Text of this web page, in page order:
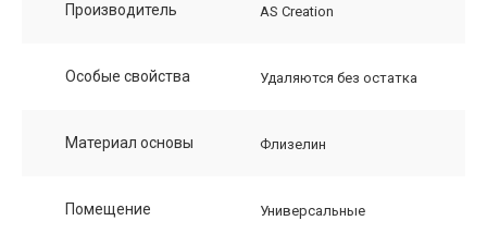
Производитель AS Creation
Особые свойства Удаляются без остатка
Материал основы Флизелин
Помещение Универсальные